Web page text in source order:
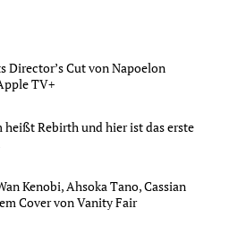
Director’s Cut von Napoelon
TV+
heißt Rebirth und hier ist das erste
Kenobi, Ahsoka Tano, Cassian
Cover von Vanity Fair